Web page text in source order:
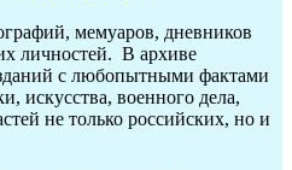
мемуаров, дневников
личностей. В архиве
с любопытными фактами
искусства, военного дела,
не только российских, но и